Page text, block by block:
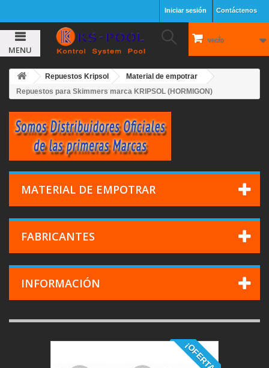
Contáctenos
Iniciar sesión
vacío
MENU
Repuestos Kripsol
Material de empotrar
Repuestos para Skimmers marca KRIPSOL (HORMIGON)
MATERIAL DE EMPOTRAR
FABRICANTES
INFORMACIÓN
¡OFERTA!